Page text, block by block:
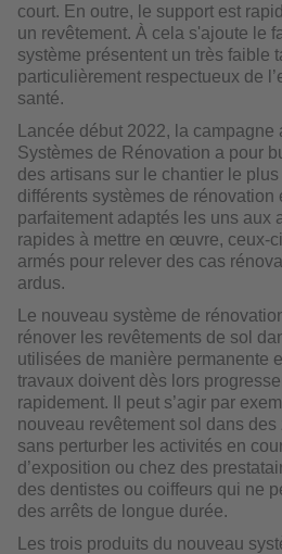
court. En outre, le support est
un revêtement. À cela s'ajoute le
système présentent un très faible
particulièrement respectueux de
santé.
Lancée début 2022, la
Systèmes de Rénovation a pour
des artisans sur le chantier le
différents systèmes de rénovation
parfaitement adaptés les uns aux
rapides à mettre en œuvre, ceux-
armés pour relever des cas
ardus.
Le nouveau système de
rénover les revêtements de sol
utilisées de manière permanente
travaux doivent dès lors
rapidement. Il peut s’agir par
nouveau revêtement sol dans
sans perturber les activités en
d’exposition ou chez des
des dentistes ou coiffeurs qui ne
des arrêts de longue durée.
Les trois produits du nouveau